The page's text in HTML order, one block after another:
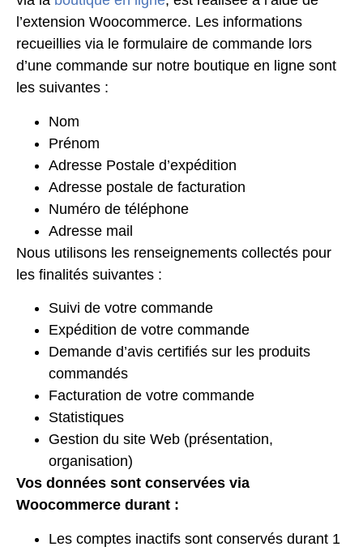
l’extension Woocommerce. Les informations
recueillies via le formulaire de commande lors
d’une commande sur notre boutique en ligne sont
les suivantes :
Nom
Prénom
Adresse Postale d’expédition
Adresse postale de facturation
Numéro de téléphone
Adresse mail
Nous utilisons les renseignements collectés pour
les finalités suivantes :
Suivi de votre commande
Expédition de votre commande
Demande d’avis certifiés sur les produits
commandés
Facturation de votre commande
Statistiques
Gestion du site Web (présentation,
organisation)
Vos données sont conservées via
Woocommerce durant :
Les comptes inactifs sont conservés durant 1